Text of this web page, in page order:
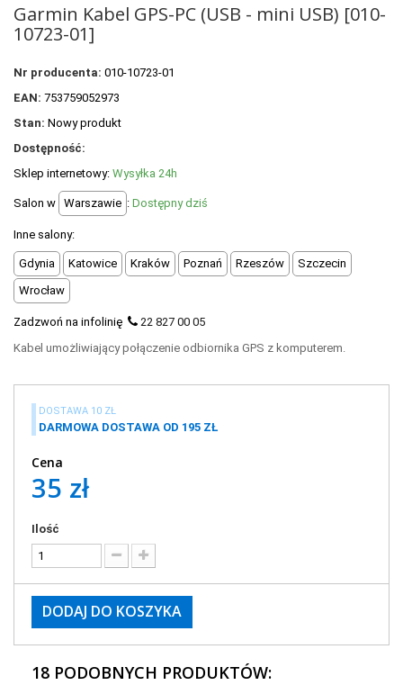
OBAKU DENMARK ZEGARKI
PROMOCJE
OUTLET
Garmin Kabel GPS-PC (USB - mini USB) [010-
10723-01]
Nr producenta: 010-10723-01
EAN: 753759052973
Stan: Nowy produkt
Dostępność:
Sklep internetowy: Wysyłka 24h
Salon w Warszawie : Dostępny dziś
Inne salony:
Gdynia Katowice Kraków Poznań Rzeszów
Szczecin
Wrocław
Zadzwoń na infolinię
22 827 00 05
Kabel umożliwiający połączenie odbiornika GPS z komputerem.
DOSTAWA 10 ZŁ
DARMOWA DOSTAWA OD 195 ZŁ
Cena
35 zł
Ilość
DODAJ DO KOSZYKA
18 PODOBNYCH PRODUKTÓW: